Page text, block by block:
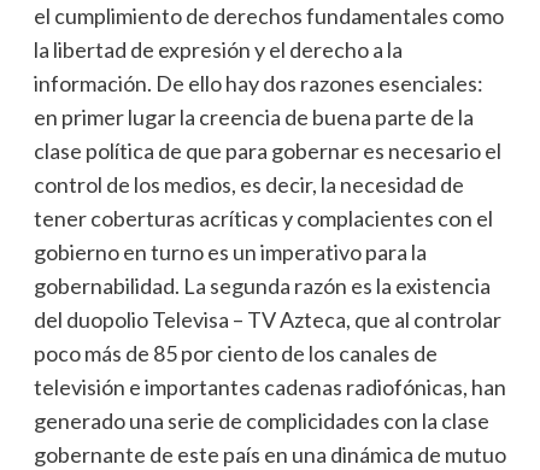
el cumplimiento de derechos fundamentales como
la libertad de expresión y el derecho a la
información. De ello hay dos razones esenciales:
en primer lugar la creencia de buena parte de la
clase política de que para gobernar es necesario el
control de los medios, es decir, la necesidad de
tener coberturas acríticas y complacientes con el
gobierno en turno es un imperativo para la
gobernabilidad. La segunda razón es la existencia
del duopolio Televisa – TV Azteca, que al controlar
poco más de 85 por ciento de los canales de
televisión e importantes cadenas radiofónicas, han
generado una serie de complicidades con la clase
gobernante de este país en una dinámica de mutuo